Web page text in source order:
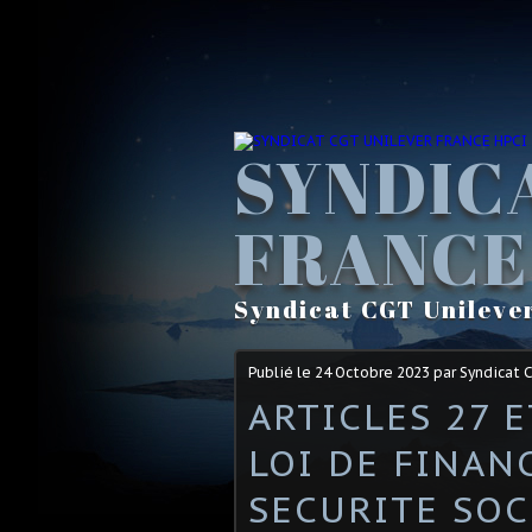
Syndicat CGT
Publié le 24 Octobre 2023 par Syndicat
ARTICLES 27
LOI DE
SECURITE